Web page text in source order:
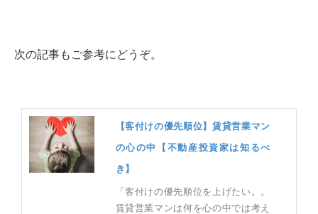
次の記事もご参考にどうぞ。
【客付けの優先順位】賃貸営業マン
の心の中【不動産投資家は知るべ
き】
「客付けの優先順位を上げたい。。
賃貸営業マンは何を心の中では考え